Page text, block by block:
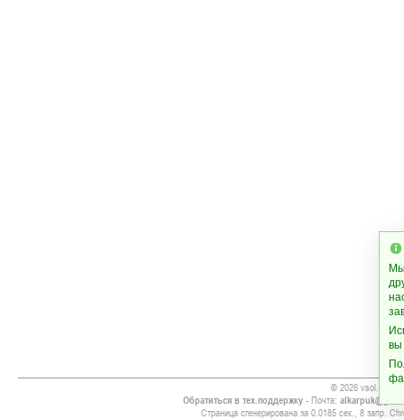
© 2026 vsol.org
Обратиться в тех.поддержку- Почта:
Страница сгенерирована за 0.0185 сек., 8 запр.
вы